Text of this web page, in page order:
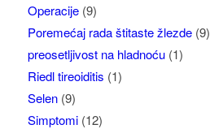
Operacije(9)
Poremećaj rada štitaste žlezde(9)
preosetljivost na hladnoću(1)
Riedl tireoiditis (1)
Selen(9)
Simptomi(12)